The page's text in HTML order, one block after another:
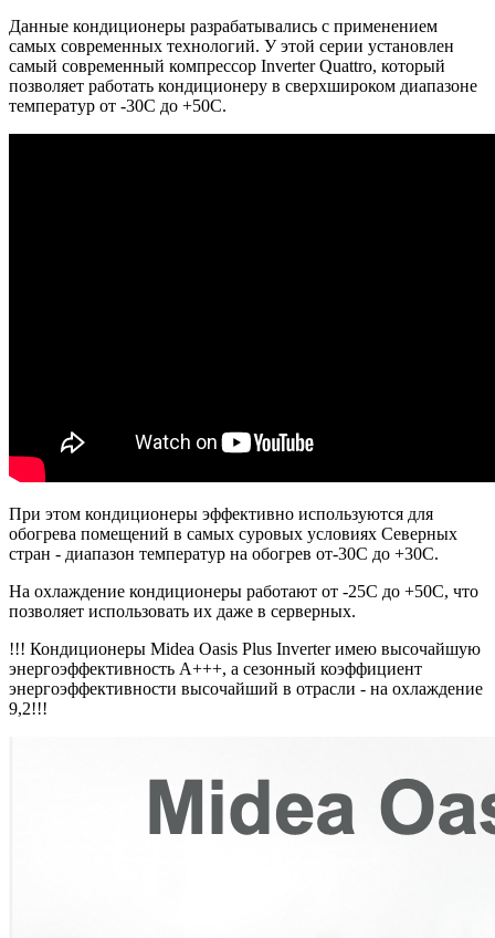
Данные кондиционеры разрабатывались с применением
самых современных технологий. У этой серии установлен
самый современный компрессор Inverter Quattro, который
позволяет работать кондиционеру в сверхшироком диапазоне
температур от -30С до +50С.
При этом кондиционеры эффективно используются для
обогрева помещений в самых суровых условиях Северных
стран - диапазон температур на обогрев от-30С до +30С.
На охлаждение кондиционеры работают от -25С до +50С, что
позволяет использовать их даже в серверных.
!!! Кондиционеры Midea Oasis Plus Inverter имею высочайшую
энергоэффективность А+++, а сезонный коэффициент
энергоэффективности высочайший в отрасли - на охлаждение
9,2!!!